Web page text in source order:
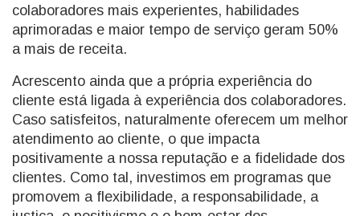
colaboradores mais experientes, habilidades
aprimoradas e maior tempo de serviço geram 50%
a mais de receita.
Acrescento ainda que a própria experiência do
cliente está ligada à experiência dos colaboradores.
Caso satisfeitos, naturalmente oferecem um melhor
atendimento ao cliente, o que impacta
positivamente a nossa reputação e a fidelidade dos
clientes. Como tal, investimos em programas que
promovem a flexibilidade, a responsabilidade, a